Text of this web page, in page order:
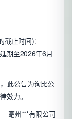
截止时间)：
期至2026年6月
此公告为询比公
效力。
亳州***有限公司